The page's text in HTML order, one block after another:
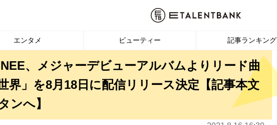
エンタメ ビューティー 記事ランキング
NEE、メジャーデビューアルバムよりリード曲
界」を8月18日に配信リリース決定【記事本文
ンへ】